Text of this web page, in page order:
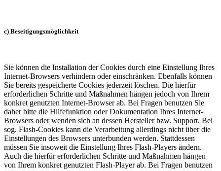
c) Beseitigungsmöglichkeit
Sie können die Installation der Cookies durch eine Einstellung Ihres
Internet-Browsers verhindern oder einschränken. Ebenfalls können
Sie bereits gespeicherte Cookies jederzeit löschen. Die hierfür
erforderlichen Schritte und Maßnahmen hängen jedoch von Ihrem
konkret genutzten Internet-Browser ab. Bei Fragen benutzen Sie
daher bitte die Hilfefunktion oder Dokumentation Ihres Internet-
Browsers oder wenden sich an dessen Hersteller bzw. Support. Bei
sog. Flash-Cookies kann die Verarbeitung allerdings nicht über die
Einstellungen des Browsers unterbunden werden. Stattdessen
müssen Sie insoweit die Einstellung Ihres Flash-Players ändern.
Auch die hierfür erforderlichen Schritte und Maßnahmen hängen
von Ihrem konkret genutzten Flash-Player ab. Bei Fragen benutzen